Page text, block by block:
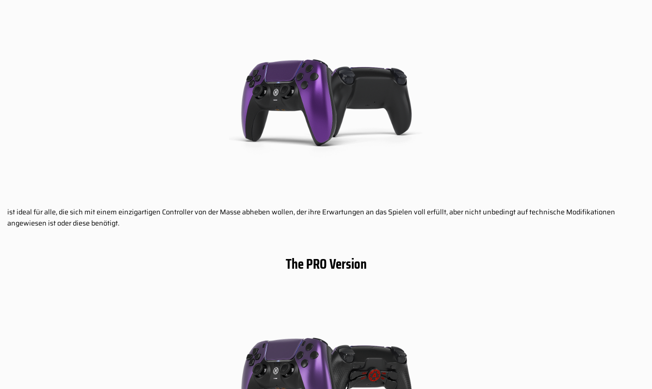
ist ideal für alle, die sich mit einem einzigartigen Controller von der Masse abheben wollen, der ihre Erwartungen an das Spielen voll erfüllt, aber nicht unbedingt auf technische Modifikationen
angewiesen ist oder diese benötigt.
The PRO Version